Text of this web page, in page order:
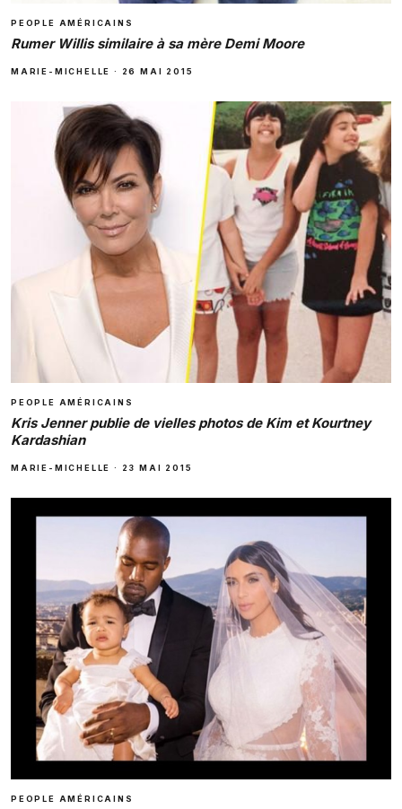
PEOPLE AMÉRICAINS
Rumer Willis similaire à sa mère Demi Moore
MARIE-MICHELLE · 26 MAI 2015
PEOPLE AMÉRICAINS
Kris Jenner publie de vielles photos de Kim et Kourtney
Kardashian
MARIE-MICHELLE · 23 MAI 2015
PEOPLE AMÉRICAINS